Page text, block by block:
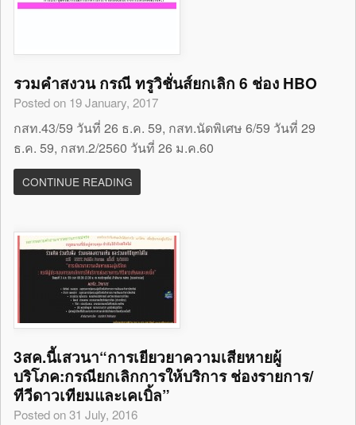
รวมคำสงวน กรณี ทรูวิชั่นส์ยกเลิก 6 ช่อง HBO
Posted on 19 January, 2017
กสท.43/59 วันที่ 26 ธ.ค. 59, กสท.นัดพิเศษ 6/59 วันที่ 29
ธ.ค. 59, กสท.2/2560 วันที่ 26 ม.ค.60
CONTINUE READING
3สค.นี้เสวนา“การเยียวยาความเสียหายผู้
บริโภค:กรณียกเลิกการให้บริการ ช่องรายการ/
ทีวีดาวเทียมและเคเบิ้ล”
Posted on 31 July, 2016